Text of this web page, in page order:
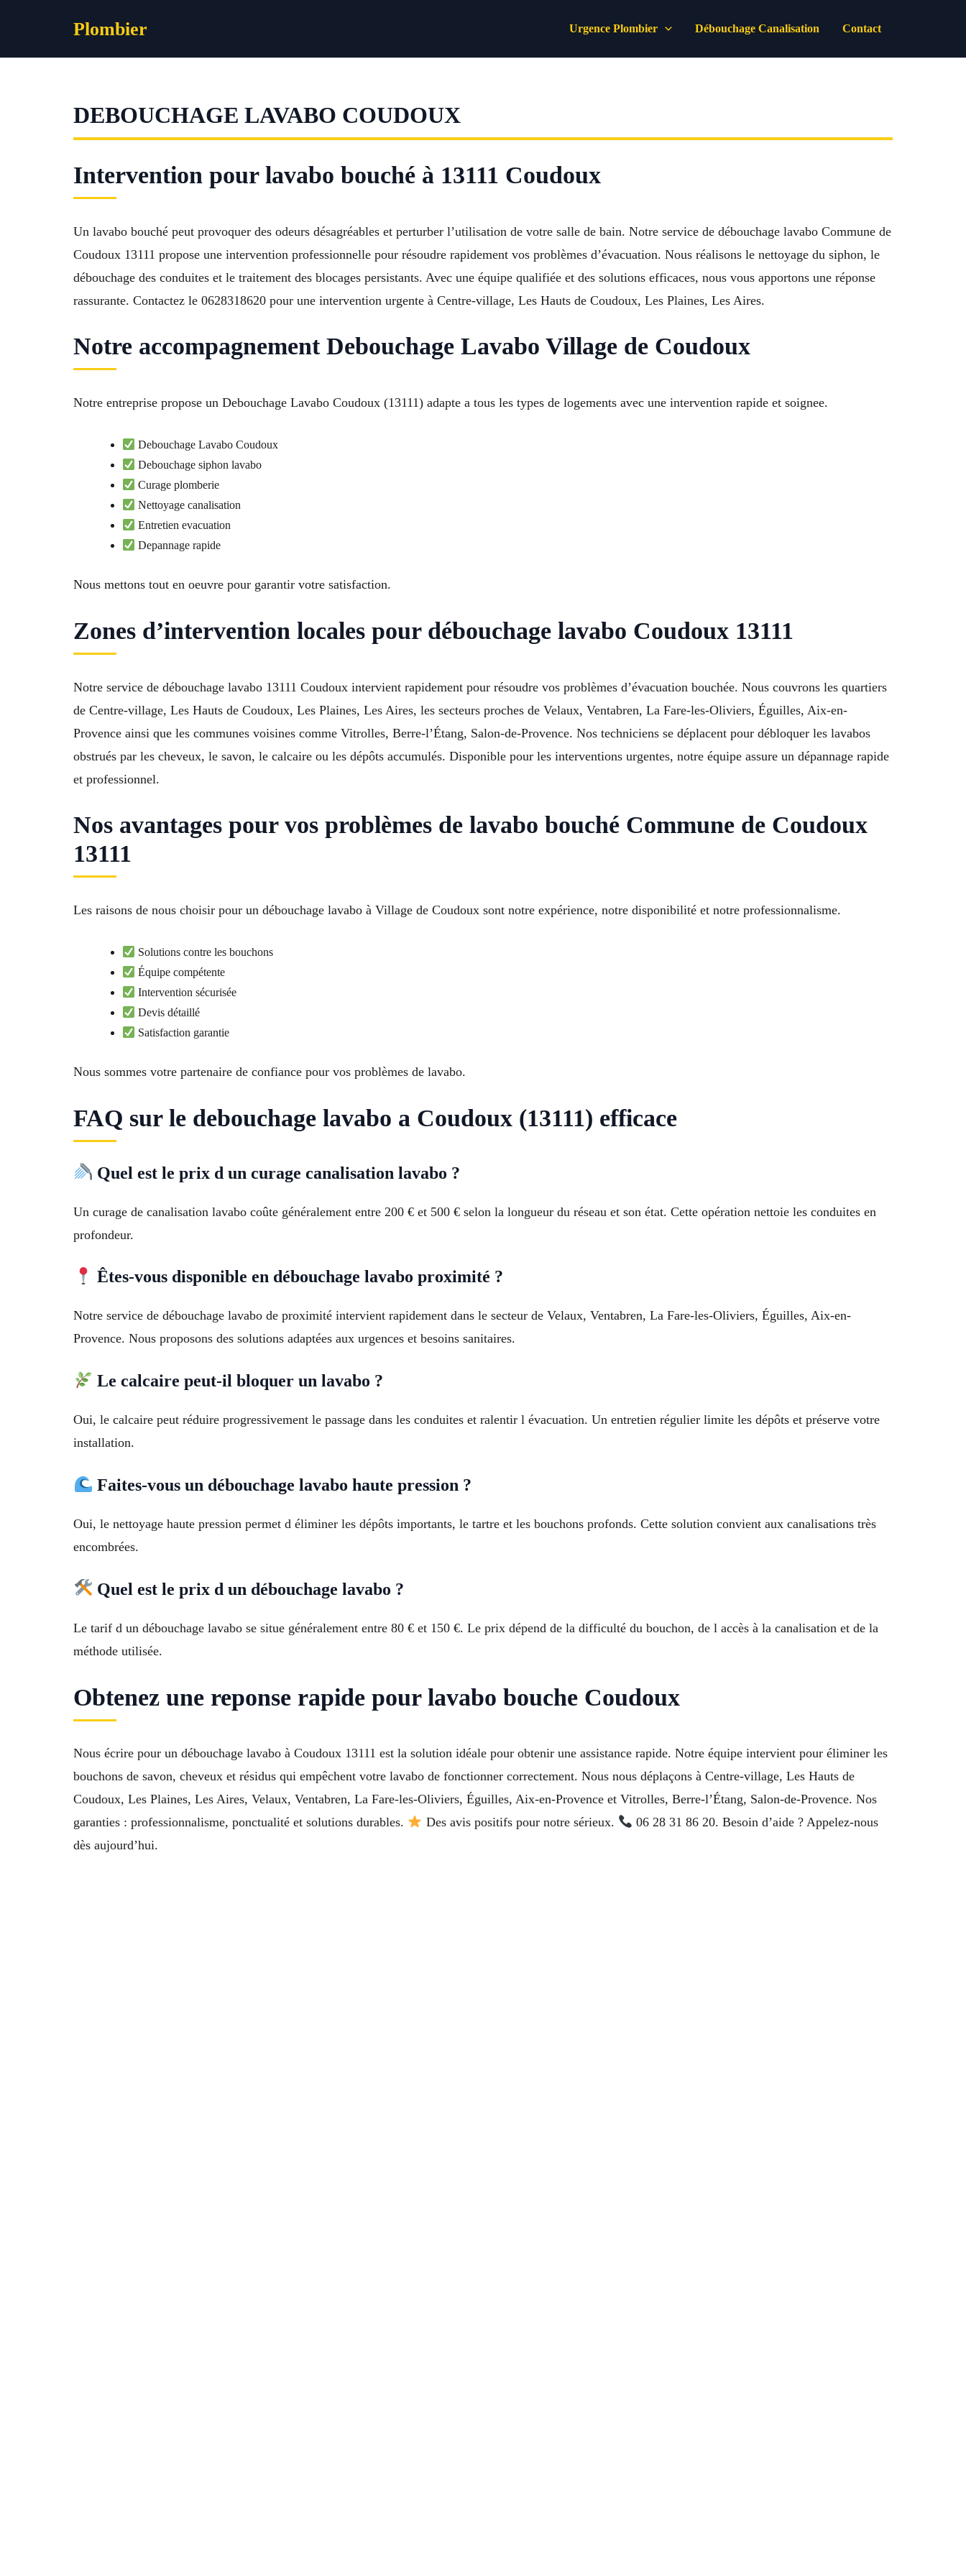
Plombier Urgence Plombier Débouchage Canalisation Contact
DEBOUCHAGE LAVABO COUDOUX
Intervention pour lavabo bouché à 13111 Coudoux
Un lavabo bouché peut provoquer des odeurs désagréables et perturber l’utilisation de votre salle de bain. Notre service de débouchage lavabo Commune de
Coudoux 13111 propose une intervention professionnelle pour résoudre rapidement vos problèmes d’évacuation. Nous réalisons le nettoyage du siphon, le
débouchage des conduites et le traitement des blocages persistants. Avec une équipe qualifiée et des solutions efficaces, nous vous apportons une réponse
rassurante. Contactez le 0628318620 pour une intervention urgente à Centre-village, Les Hauts de Coudoux, Les Plaines, Les Aires.
Notre accompagnement Debouchage Lavabo Village de Coudoux
Notre entreprise propose un Debouchage Lavabo Coudoux (13111) adapte a tous les types de logements avec une intervention rapide et soignee.
Debouchage Lavabo Coudoux
Debouchage siphon lavabo
Curage plomberie
Nettoyage canalisation
Entretien evacuation
Depannage rapide
Nous mettons tout en oeuvre pour garantir votre satisfaction.
Zones d’intervention locales pour débouchage lavabo Coudoux 13111
Notre service de débouchage lavabo 13111 Coudoux intervient rapidement pour résoudre vos problèmes d’évacuation bouchée. Nous couvrons les quartiers
de Centre-village, Les Hauts de Coudoux, Les Plaines, Les Aires, les secteurs proches de Velaux, Ventabren, La Fare-les-Oliviers, Éguilles, Aix-en-
Provence ainsi que les communes voisines comme Vitrolles, Berre-l’Étang, Salon-de-Provence. Nos techniciens se déplacent pour débloquer les lavabos
obstrués par les cheveux, le savon, le calcaire ou les dépôts accumulés. Disponible pour les interventions urgentes, notre équipe assure un dépannage rapide
et professionnel.
Nos avantages pour vos problèmes de lavabo bouché Commune de Coudoux
13111
Les raisons de nous choisir pour un débouchage lavabo à Village de Coudoux sont notre expérience, notre disponibilité et notre professionnalisme.
Solutions contre les bouchons
Équipe compétente
Intervention sécurisée
Devis détaillé
Satisfaction garantie
Nous sommes votre partenaire de confiance pour vos problèmes de lavabo.
FAQ sur le debouchage lavabo a Coudoux (13111) efficace
Quel est le prix d un curage canalisation lavabo ?
Un curage de canalisation lavabo coûte généralement entre 200 € et 500 € selon la longueur du réseau et son état. Cette opération nettoie les conduites en
profondeur.
Êtes-vous disponible en débouchage lavabo proximité ?
Notre service de débouchage lavabo de proximité intervient rapidement dans le secteur de Velaux, Ventabren, La Fare-les-Oliviers, Éguilles, Aix-en-
Provence. Nous proposons des solutions adaptées aux urgences et besoins sanitaires.
Le calcaire peut-il bloquer un lavabo ?
Oui, le calcaire peut réduire progressivement le passage dans les conduites et ralentir l évacuation. Un entretien régulier limite les dépôts et préserve votre
installation.
Faites-vous un débouchage lavabo haute pression ?
Oui, le nettoyage haute pression permet d éliminer les dépôts importants, le tartre et les bouchons profonds. Cette solution convient aux canalisations très
encombrées.
Quel est le prix d un débouchage lavabo ?
Le tarif d un débouchage lavabo se situe généralement entre 80 € et 150 €. Le prix dépend de la difficulté du bouchon, de l accès à la canalisation et de la
méthode utilisée.
Obtenez une reponse rapide pour lavabo bouche Coudoux
Nous écrire pour un débouchage lavabo à Coudoux 13111 est la solution idéale pour obtenir une assistance rapide. Notre équipe intervient pour éliminer les
bouchons de savon, cheveux et résidus qui empêchent votre lavabo de fonctionner correctement. Nous nous déplaçons à Centre-village, Les Hauts de
Coudoux, Les Plaines, Les Aires, Velaux, Ventabren, La Fare-les-Oliviers, Éguilles, Aix-en-Provence et Vitrolles, Berre-l’Étang, Salon-de-Provence. Nos
garanties : professionnalisme, ponctualité et solutions durables.
Des avis positifs pour notre sérieux.
06 28 31 86 20. Besoin d’aide ? Appelez-nous
dès aujourd’hui.